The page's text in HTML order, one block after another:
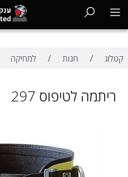
קטלוג / חנות / למחיקה
ריתמה לטיפוס 297